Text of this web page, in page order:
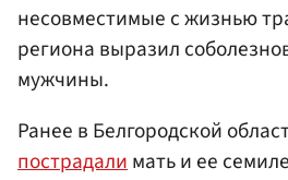
несовместимые с жизнью
региона выразил
мужчины.
Ранее в Белгородской
пострадалимать и ее